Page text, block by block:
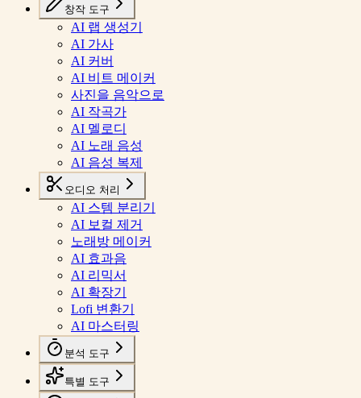
창작 도구
AI 랩 생성기
AI 가사
AI 커버
AI 비트 메이커
사진을 음악으로
AI 작곡가
AI 멜로디
AI 노래 음성
AI 음성 복제
오디오 처리
AI 스템 분리기
AI 보컬 제거
노래방 메이커
AI 효과음
AI 리믹서
AI 확장기
Lofi 변환기
AI 마스터링
분석 도구
특별 도구